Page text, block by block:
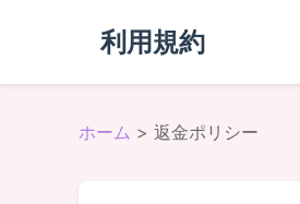
利用規約
ホーム > 返金ポリシー